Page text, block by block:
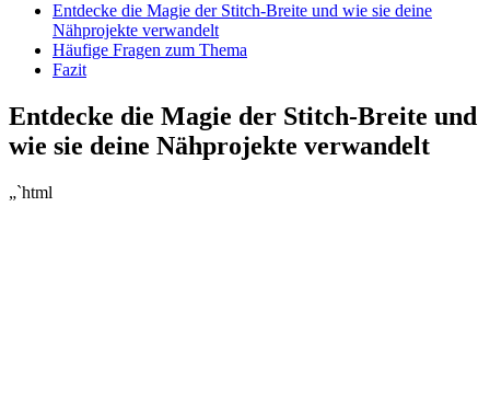
Entdecke die ‍Magie der Stitch-Breite und wie sie deine
Nähprojekte verwandelt
Häufige Fragen zum Thema
Fazit
Entdecke die Magie⁣ der Stitch-Breite ​und
wie sie deine Nähprojekte verwandelt
„`html